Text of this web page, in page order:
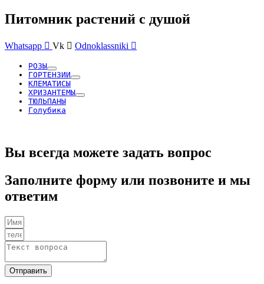
Питомник растений с душой
Whatsapp Vk Odnoklassniki
РОЗЫ
ГОРТЕНЗИИ
КЛЕМАТИСЫ
ХРИЗАНТЕМЫ
ТЮЛЬПАНЫ
Голубика
Вы всегда можете задать вопрос
Заполните форму или позвоните и мы
ответим
Отправить